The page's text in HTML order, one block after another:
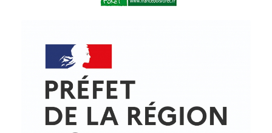
© Copyright - ProfessionsBois | Conception et réalisation :
Actualités
Mentions légales
Politique de confidentialité